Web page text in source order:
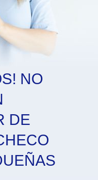
NO
DE